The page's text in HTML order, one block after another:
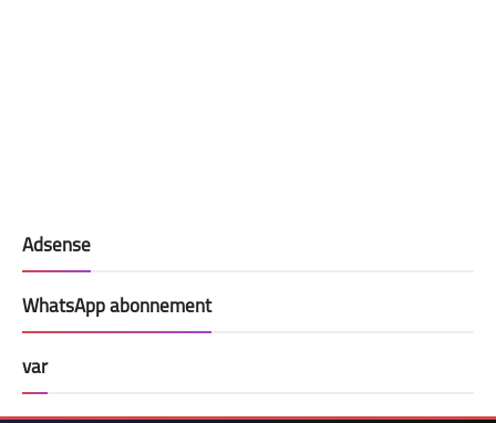
Adsense
WhatsApp abonnement
var